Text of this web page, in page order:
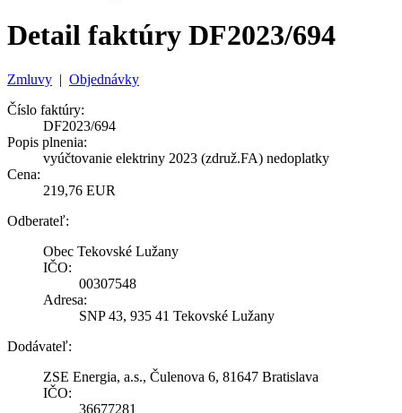
Detail faktúry DF2023/694
Zmluvy | Objednávky
Číslo faktúry:
DF2023/694
Popis plnenia:
vyúčtovanie elektriny 2023 (združ.FA) nedoplatky
Cena:
219,76 EUR
Odberateľ:
Obec Tekovské Lužany
IČO:
00307548
Adresa:
SNP 43, 935 41 Tekovské Lužany
Dodávateľ:
ZSE Energia, a.s., Čulenova 6, 81647 Bratislava
IČO:
36677281